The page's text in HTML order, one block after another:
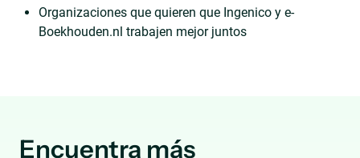
Organizaciones que quieren que Ingenico y e-
Boekhouden.nl trabajen mejor juntos
Encuentra más